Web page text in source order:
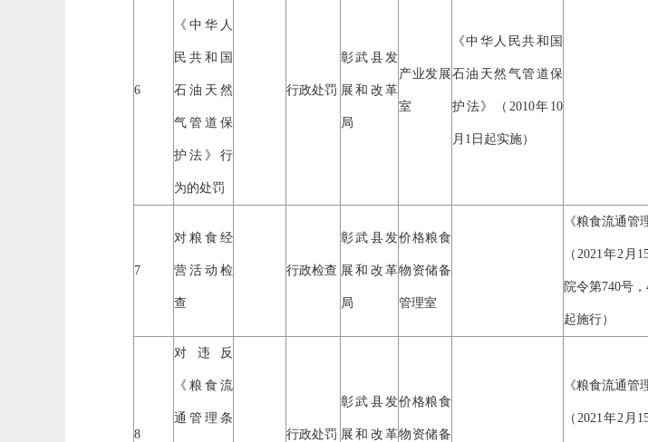
6
《中华人
民共和国
石油天然
气管道保
护法》行
为的处罚
行政处罚
彰武县发
展和改革
局
产业发展
室
《中华人民共和国
石油天然气管道保
护法》（2010年10
月1日起实施）
7
对粮食经
营活动检
查
行政检查
彰武县发
展和改革
局
价格粮食
物资储备
管理室
《粮食流通管
（2021年2月
院令第740号，
起施行）
8
对违反
《粮食流
通管理条
行政处罚
彰武县发
展和改革
价格粮食
物资储备
《粮食流通管
（2021年2月